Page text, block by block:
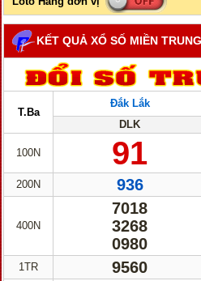
KẾT QUẢ XỔ SỐ MIỀN TRUNG
T.Ba
100N
200N
400N
1TR
Đắk Lắk
DLK
91
936
7018
3268
0980
9560